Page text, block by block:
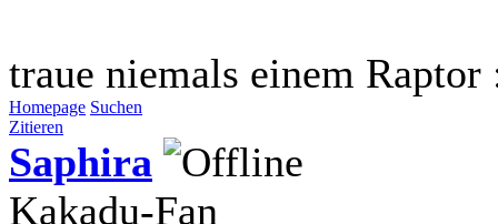
traue niemals einem Raptor
Homepage Suchen
Zitieren
Saphira
Kakadu-Fan